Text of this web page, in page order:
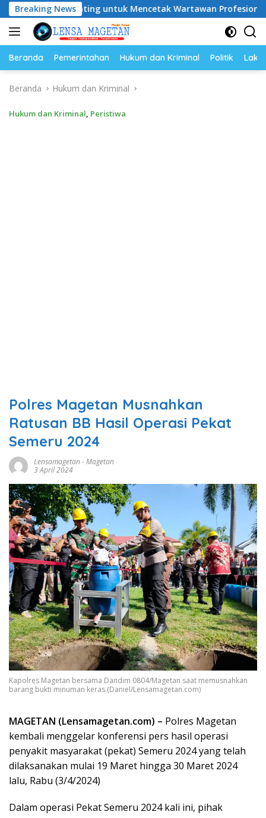
Langsung
ke
konten
Breaking News
Penting untuk Mencetak Wartawan Profesional,
Beranda Pemerintahan Hukum dan Kriminal Politik
Beranda Hukum dan Kriminal
Hukum dan Kriminal, Peristiwa
Polres Magetan Musnahkan
Ratusan BB Hasil Operasi Pekat
Semeru 2024
Lensamagetan-Magetan
3 April 2024
Kapolres Magetan bersama Dandim 0804/Magetan saat memusnahkan
barang bukti minuman keras.(Daniel/Lensamagetan.com)
MAGETAN (Lensamagetan.com) – Polres Magetan
kembali menggelar konferensi pers hasil operasi
penyakit masyarakat (pekat) Semeru 2024 yang telah
dilaksanakan mulai 19 Maret hingga 30 Maret 2024
lalu, Rabu (3/4/2024)
Dalam operasi Pekat Semeru 2024 kali ini, pihak